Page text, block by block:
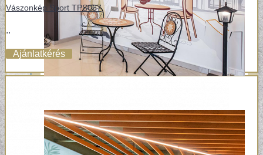
Vászonkép Sport TPS067
..
Ajánlatkérés